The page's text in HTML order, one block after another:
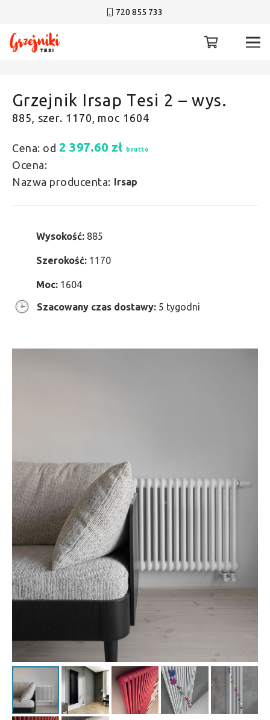
720 855 733
Grzejnik Irsap Tesi 2 – wys.
885, szer. 1170, moc 1604
Cena: od 2 397.60 zł brutto
Ocena:
Nazwa producenta: Irsap
Wysokość: 885
Szerokość: 1170
Moc: 1604
Szacowany czas dostawy: 5 tygodni